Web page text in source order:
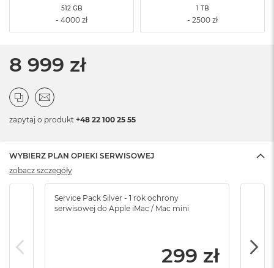
512 GB 1 TB
8 999 zł
zapytaj o produkt +48 22 100 25 55
WYBIERZ PLAN OPIEKI SERWISOWEJ
Service Pack Silver - 1 rok ochrony
serwisowej do Apple iMac / Mac mini
299 zł
zobacz szczegóły